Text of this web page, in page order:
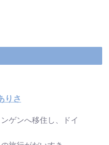
りさ
ゲンへ移住し、ドイ